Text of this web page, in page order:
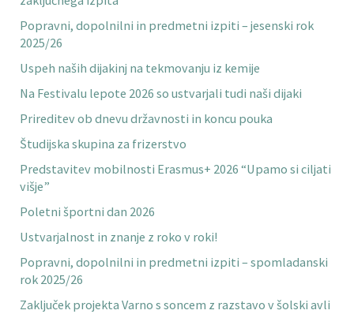
Popravni, dopolnilni in predmetni izpiti – jesenski rok
2025/26
Uspeh naših dijakinj na tekmovanju iz kemije
Na Festivalu lepote 2026 so ustvarjali tudi naši dijaki
Prireditev ob dnevu državnosti in koncu pouka
Študijska skupina za frizerstvo
Predstavitev mobilnosti Erasmus+ 2026 “Upamo si ciljati
višje”
Poletni športni dan 2026
Ustvarjalnost in znanje z roko v roki!
Popravni, dopolnilni in predmetni izpiti – spomladanski
rok 2025/26
Zaključek projekta Varno s soncem z razstavo v šolski avli